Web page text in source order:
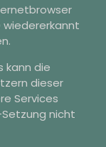
wiedererkannt
kann die
dieser
Services
nicht